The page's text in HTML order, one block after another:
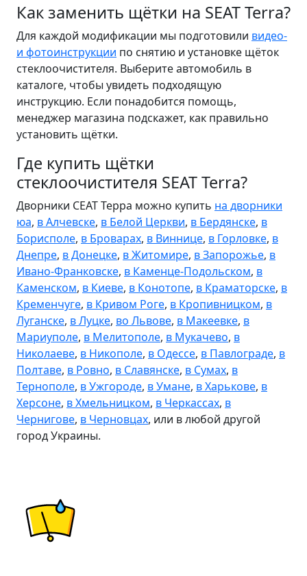
Как заменить щётки на SEAT Terra?
Для каждой модификации мы подготовили видео-
и фотоинструкции по снятию и установке щёток
стеклоочистителя. Выберите автомобиль в
каталоге, чтобы увидеть подходящую
инструкцию. Если понадобится помощь,
менеджер магазина подскажет, как правильно
установить щётки.
Где купить щётки
стеклоочистителя SEAT Terra?
Дворники СЕАТ Терра можно купить на дворники
юа, в Алчевске, в Белой Церкви, в Бердянске, в
Борисполе, в Броварах, в Виннице, в Горловке, в
Днепре, в Донецке, в Житомире, в Запорожье, в
Ивано-Франковске, в Каменце-Подольском, в
Каменском, в Киеве, в Конотопе, в Краматорске, в
Кременчуге, в Кривом Роге, в Кропивницком, в
Луганске, в Луцке, во Львове, в Макеевке, в
Мариуполе, в Мелитополе, в Мукачево, в
Николаеве, в Никополе, в Одессе, в Павлограде, в
Полтаве, в Ровно, в Славянске, в Сумах, в
Тернополе, в Ужгороде, в Умане, в Харькове, в
Херсоне, в Хмельницком, в Черкассах, в
Чернигове, в Черновцах, или в любой другой
город Украины.